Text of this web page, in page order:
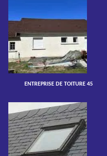
ENTREPRISE DE TOITURE 45